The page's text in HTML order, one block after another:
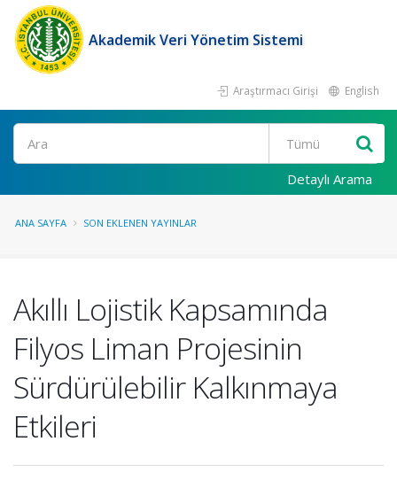
Akademik Veri Yönetim Sistemi
Araştırmacı Girişi English
Ara
Detaylı Arama
ANA SAYFA SON EKLENEN YAYINLAR
Akıllı Lojistik Kapsamında
Filyos Liman Projesinin
Sürdürülebilir Kalkınmaya
Etkileri